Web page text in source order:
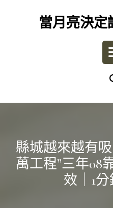
當月亮決定
縣城越來越有
萬工程”三年08
效｜1